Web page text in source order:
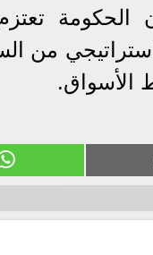
الحكومة
من
الأسواق.